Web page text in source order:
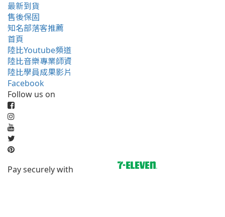
最新到貨
售後保固
知名部落客推薦
首頁
陸比Youtube頻道
陸比音樂專業師資
陸比學員成果影片
Facebook
Follow us on
Pay securely with